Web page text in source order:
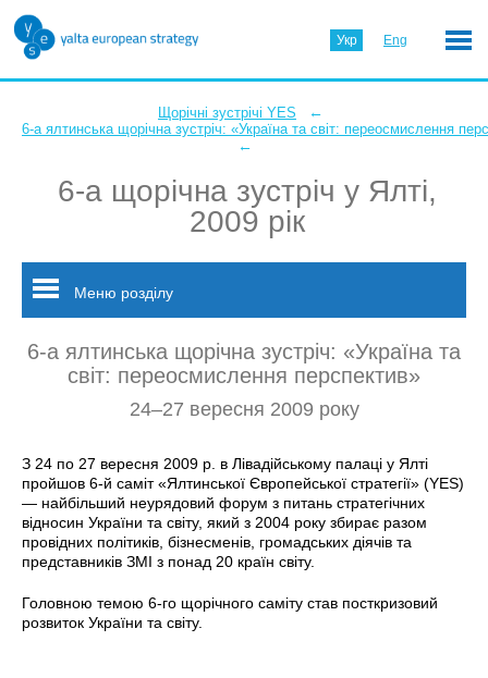
Укр Eng
Щорічні зустрічі YES ←
6-а ялтинська щорічна зустріч: «Україна та світ: переосмислення
←
6-а щорічна зустріч у Ялті,
2009 рік
Меню розділу
6-а ялтинська щорічна зустріч: «Україна та
світ: переосмислення перспектив»
24–27 вересня 2009 року
З 24 по 27 вересня 2009 р. в Лівадійському палаці у Ялті
пройшов 6-й саміт «Ялтинської Європейської стратегії» (YES)
— найбільший неурядовий форум з питань стратегічних
відносин України та світу, який з 2004 року збирає разом
провідних політиків, бізнесменів, громадських діячів та
представників ЗМІ з понад 20 країн світу.
Головною темою 6-го щорічного саміту став посткризовий
розвиток України та світу.